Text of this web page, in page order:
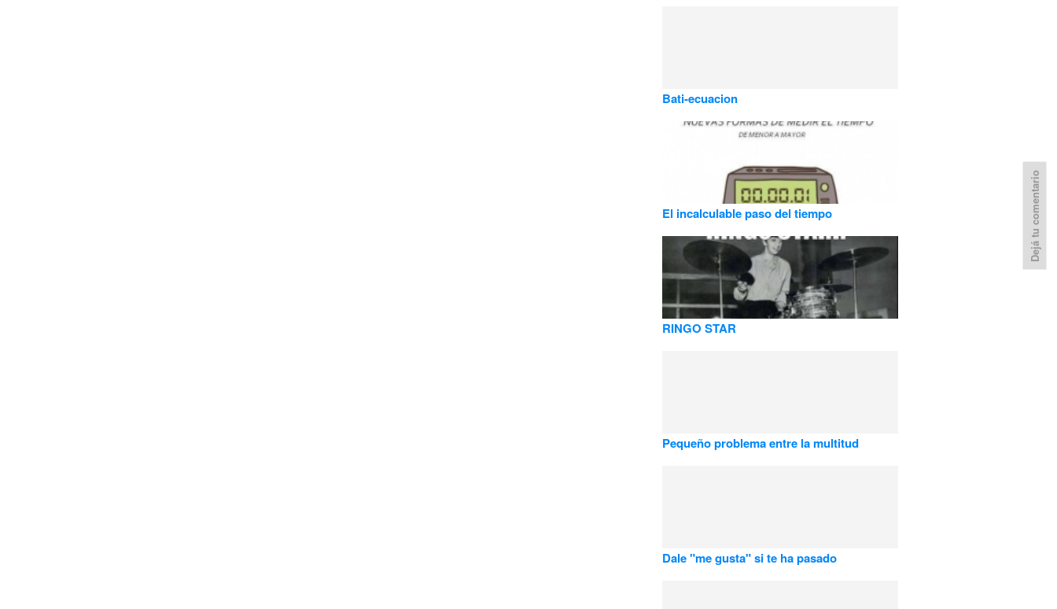
Bati-ecuacion
El incalculable paso del tiempo
RINGO STAR
Pequeño problema entre la multitud
Dale "me gusta" si te ha pasado
Dejá tu comentario